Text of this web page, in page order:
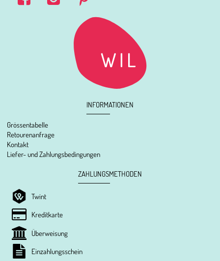
INFORMATIONEN
Grössentabelle
Retourenanfrage
Kontakt
Liefer- und Zahlungsbedingungen
ZAHLUNGSMETHODEN
Twint
Kreditkarte
Überweisung
Einzahlungsschein